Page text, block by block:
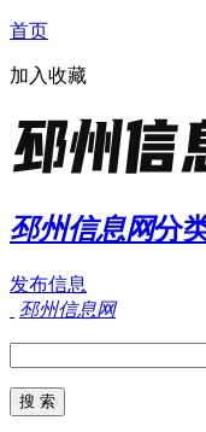
首页
加入收藏
邳州信息网分
发布信息
邳州信息网